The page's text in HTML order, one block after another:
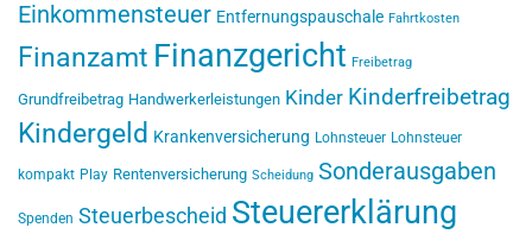
Einkommensteuer Entfernungspauschale Fahrtkosten
Finanzamt Finanzgericht Freibetrag
Grundfreibetrag Handwerkerleistungen Kinder Kinderfreibetrag
Kindergeld Krankenversicherung Lohnsteuer Lohnsteuer
kompakt Play Rentenversicherung Scheidung Sonderausgaben
Spenden Steuerbescheid Steuererklärung